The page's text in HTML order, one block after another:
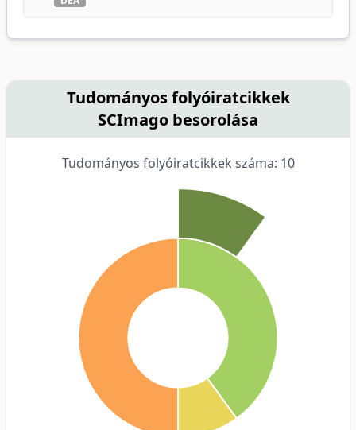
Tudományos folyóiratcikkek
SCImago besorolása
Tudományos folyóiratcikkek száma: 10